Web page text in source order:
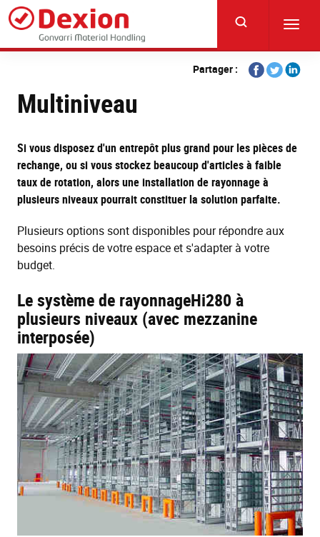
Skip
main
content
Partager :
Share
on
Share
on
Share
Multiniveau
Si vous disposez d'un entrepôt plus grand pour les pièces de
rechange, ou si vous stockez beaucoup d'articles à faible
taux de rotation, alors une installation de rayonnage à
plusieurs niveaux pourrait constituer la solution parfaite.
Plusieurs options sont disponibles pour répondre aux
besoins précis de votre espace et s'adapter à votre
budget.
Le système de rayonnageHi280 à
plusieurs niveaux (avec mezzanine
interposée)